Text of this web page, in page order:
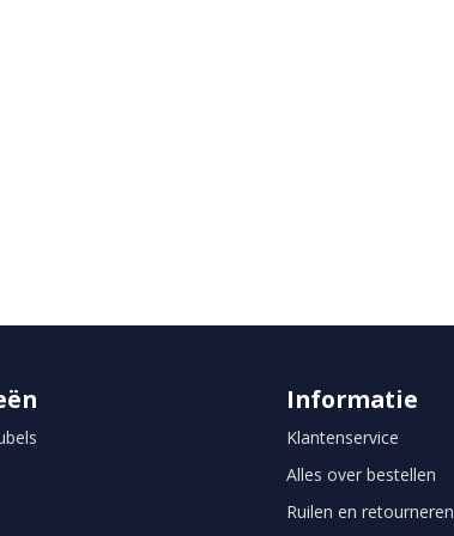
Informatie
Klantenservice
Alles over bestellen
Ruilen en retourneren